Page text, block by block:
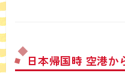
日本帰国時 空港か